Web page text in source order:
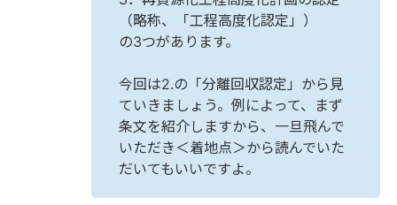
（略称、「工程高度化認定」）
の3つがあります。
今回は2.の「分離回収認定」から見
ていきましょう。例によって、まず
条文を紹介しますから、一旦飛んで
いただき＜着地点＞から読んでいた
だいてもいいですよ。